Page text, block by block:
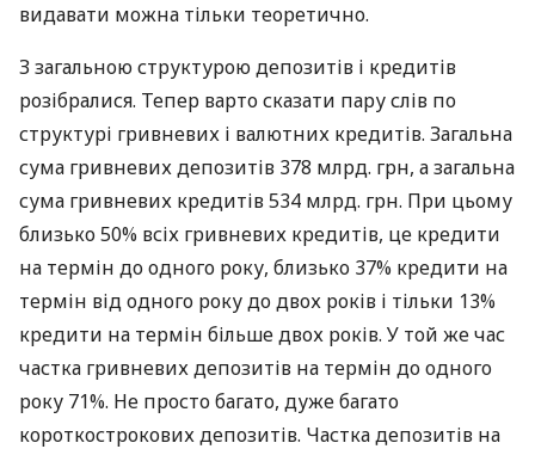
видавати можна тільки теоретично.
З загальною структурою депозитів і кредитів
розібралися. Тепер варто сказати пару слів по
структурі гривневих і валютних кредитів. Загальна
сума гривневих депозитів 378 млрд. грн, а загальна
сума гривневих кредитів 534 млрд. грн. При цьому
близько 50% всіх гривневих кредитів, це кредити
на термін до одного року, близько 37% кредити на
термін від одного року до двох років і тільки 13%
кредити на термін більше двох років. У той же час
частка гривневих депозитів на термін до одного
року 71%. Не просто багато, дуже багато
короткострокових депозитів. Частка депозитів на